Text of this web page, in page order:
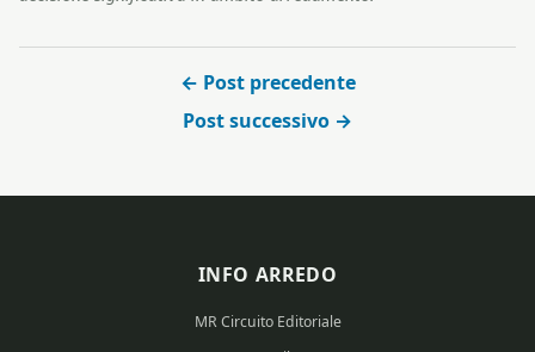
← Post precedente
Post successivo →
INFO ARREDO
MR Circuito Editoriale